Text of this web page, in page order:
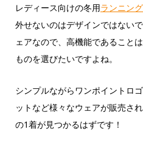
レディース向けの冬用ランニン
外せないのはデザインではない
ェアなので、高機能であること
ものを選びたいですよね。
シンプルながらワンポイントロ
ットなど様々なウェアが販売さ
の1着が見つかるはずです！